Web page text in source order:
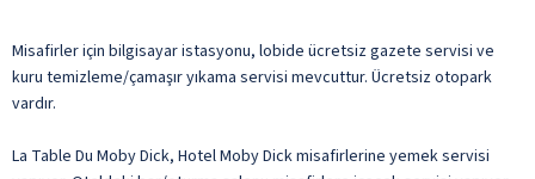
Misafirler için bilgisayar istasyonu, lobide ücretsiz gazete servisi ve
kuru temizleme/çamaşır yıkama servisi mevcuttur. Ücretsiz otopark
vardır.
La Table Du Moby Dick, Hotel Moby Dick misafirlerine yemek servisi